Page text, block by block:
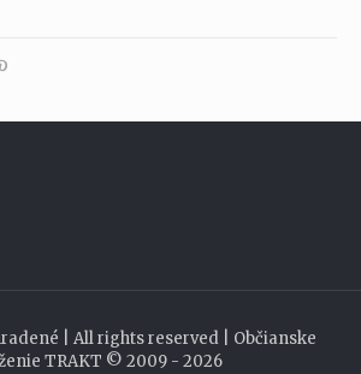
| All rights reserved | Občianske
TRAKT © 2009 - 2026